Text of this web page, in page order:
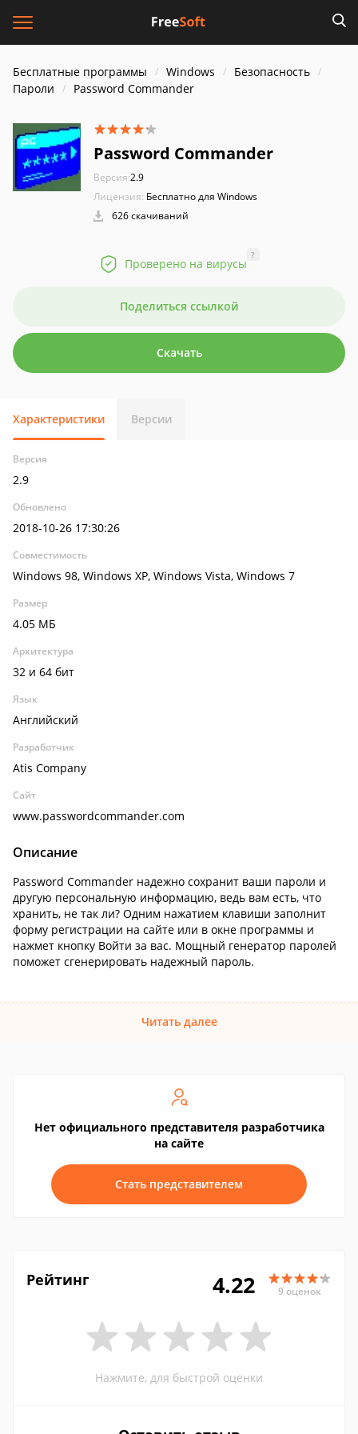
Бесплатные программы Windows
Безопасность
Пароли
Password Commander
Password Commander
Версия:2.9
Лицензия: Бесплатно для Windows
626 скачиваний
Проверено на вирусы
?
Поделиться ссылкой
Скачать
Характеристики Версии
Версия
2.9
Обновлено
2018-10-26 17:30:26
Совместимость
Windows 98, Windows XP, Windows Vista, Windows 7
Размер
4.05 МБ
Архитектура
32 и 64 бит
Язык
Английский
Разработчик
Atis Company
Сайт
www.passwordcommander.com
Описание
Password Commander надежно сохранит ваши пароли и
другую персональную информацию, ведь вам есть, что
хранить, не так ли? Одним нажатием клавиши заполнит
форму регистрации на сайте или в окне программы и
нажмет кнопку Войти за вас. Мощный генератор паролей
поможет сгенерировать надежный пароль.
Читать далее
Нет официального представителя разработчика
на сайте
Стать представителем
Рейтинг 4.22 9 оценок
Нажмите, для быстрой оценки